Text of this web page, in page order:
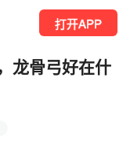
打开APP
龙骨弓好在什